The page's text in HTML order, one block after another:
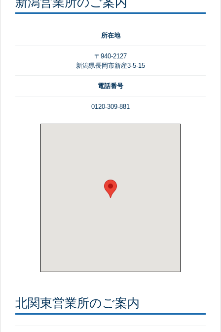
所在地
〒940-2127
新潟県長岡市新産3-5-15
電話番号
0120-309-881
北関東営業所のご案内